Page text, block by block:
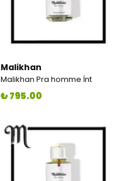
Malikhan
Malikhan Pra homme İnt
₺ 795.00